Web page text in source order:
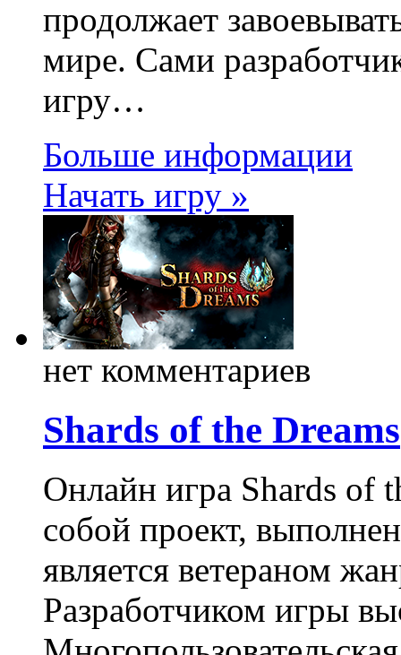
продолжает
мире. Сами
игру…
Больше информации
Начать игру »
нет комментариев
Shards of the Dreams
Онлайн игра Shards of
собой проект,
является ветераном
Разработчиком игры